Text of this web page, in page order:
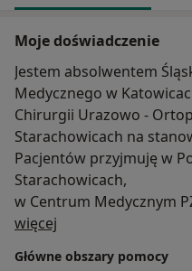
Moje doświadczenie
Jestem absolwentem
Medycznego w
Chirurgii Urazowo -
Starachowicach na
Pacjentów przyjmuję w
Starachowicach,
w Centrum Medycznym
Kielcach oraz w gabinecie
Przeprowadzam
cierpiących na
więcej
Główne obszary pomocy